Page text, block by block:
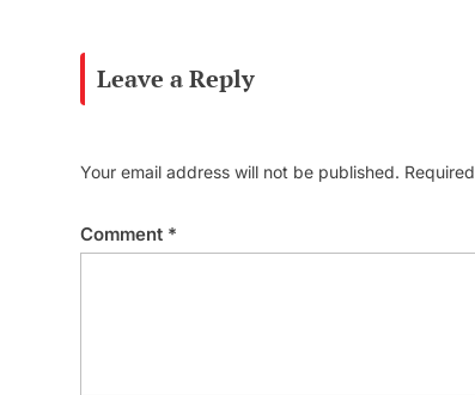
Leave a Reply
Your email address will not be published.
Comment *